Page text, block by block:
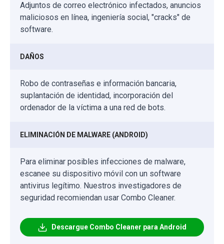
Adjuntos de correo electrónico infectados, anuncios
maliciosos en línea, ingeniería social, "cracks" de
software.
DAÑOS
Robo de contraseñas e información bancaria,
suplantación de identidad, incorporación del
ordenador de la víctima a una red de bots.
ELIMINACIÓN DE MALWARE (ANDROID)
Para eliminar posibles infecciones de malware,
escanee su dispositivo móvil con un software
antivirus legítimo. Nuestros investigadores de
seguridad recomiendan usar Combo Cleaner.
Descargue Combo Cleaner para Android